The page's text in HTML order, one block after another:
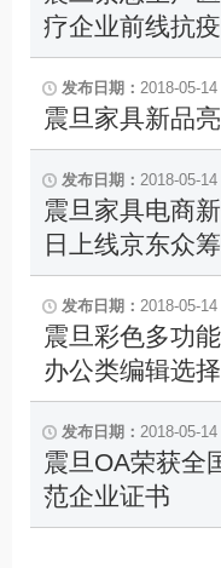
疗企业前线抗疫
2018-05-14
震旦家具新品
2018-05-14
震旦家具电商
日上线京东众筹
2018-05-14
震旦彩色多功
办公类编辑选
2018-05-14
震旦OA荣获全
范企业证书